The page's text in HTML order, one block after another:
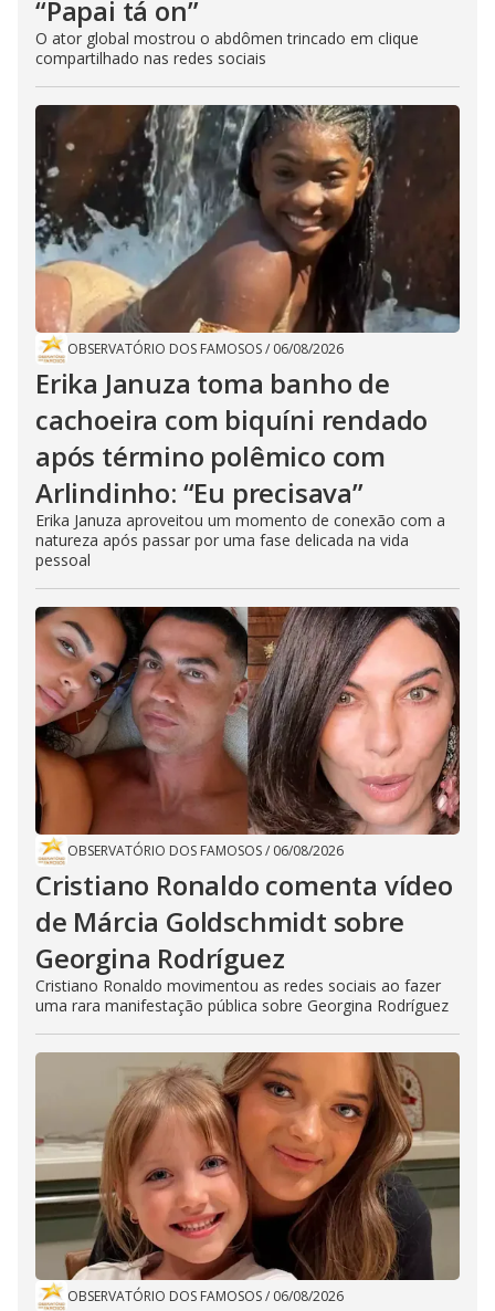
“Papai tá on”
O ator global mostrou o abdômen trincado em clique
compartilhado nas redes sociais
OBSERVATÓRIO DOS FAMOSOS/ 06/08/2026
Erika Januza toma banho de
cachoeira com biquíni rendado
após término polêmico com
Arlindinho: “Eu precisava”
Erika Januza aproveitou um momento de conexão com a
natureza após passar por uma fase delicada na vida
pessoal
OBSERVATÓRIO DOS FAMOSOS/ 06/08/2026
Cristiano Ronaldo comenta vídeo
de Márcia Goldschmidt sobre
Georgina Rodríguez
Cristiano Ronaldo movimentou as redes sociais ao fazer
uma rara manifestação pública sobre Georgina Rodríguez
OBSERVATÓRIO DOS FAMOSOS/ 06/08/2026